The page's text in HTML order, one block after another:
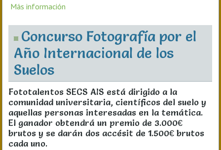
Más información
Concurso Fotografía por el
Año Internacional de los
Suelos
Fototalentos SECS AIS está dirigido a la
comunidad universitaria, científicos del suelo y
aquellas personas interesadas en la temática.
El ganador obtendrá un premio de 3.000€
brutos y se darán dos accésit de 1.500€ brutos
cada uno.